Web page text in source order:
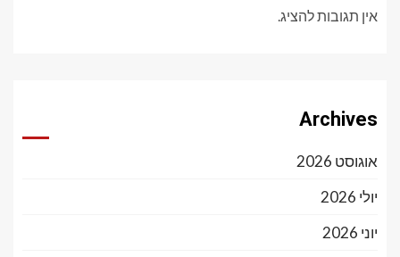
אין תגובות להציג.
Archives
אוגוסט 2026
יולי 2026
יוני 2026